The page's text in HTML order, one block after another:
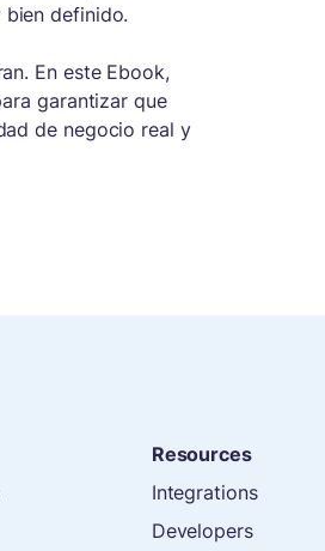
definido.
En este Ebook,
garantizar que
de negocio real y
Resources
Integrations
Developers